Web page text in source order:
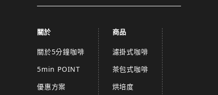
關於
關於5分鐘咖啡
5min POINT
優惠方案
商品
濾掛式咖啡
茶包式咖啡
烘培度